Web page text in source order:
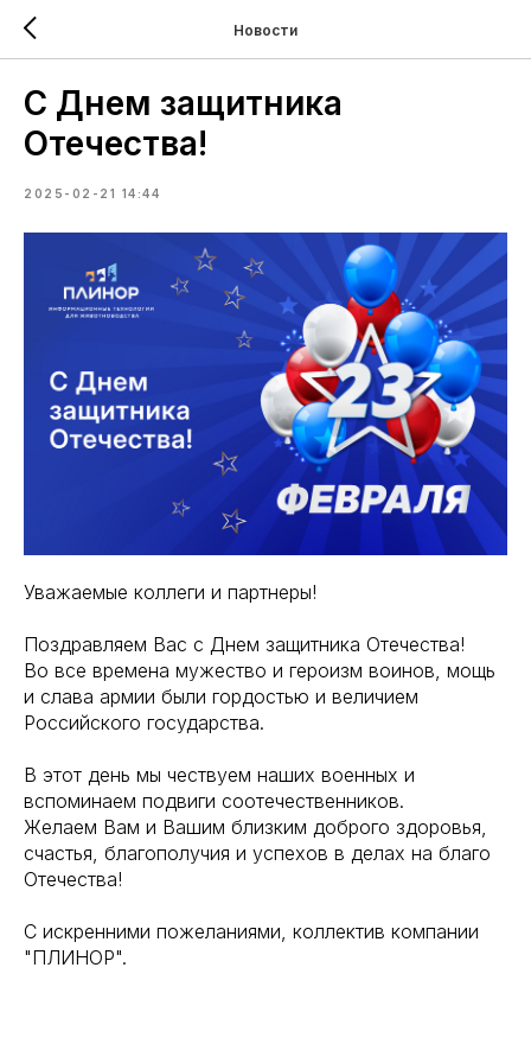
Новости
С Днем защитника
Отечества!
2025-02-21 14:44
Уважаемые коллеги и партнеры!
Поздравляем Вас с Днем защитника Отечества!
Во все времена мужество и героизм воинов, мощь
и слава армии были гордостью и величием
Российского государства.
В этот день мы чествуем наших военных и
вспоминаем подвиги соотечественников.
Желаем Вам и Вашим близким доброго здоровья,
счастья, благополучия и успехов в делах на благо
Отечества!
С искренними пожеланиями, коллектив компании
"ПЛИНОР".